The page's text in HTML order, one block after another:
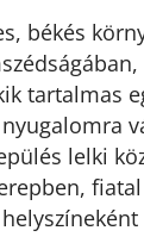
békés
tartalmas
lelki